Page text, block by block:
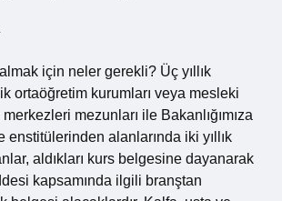
için neler gerekli? Üç yıllık
ortaöğretim kurumları veya mesleki
mezunları ile Bakanlığımıza
enstitülerinden alanlarında iki yıllık
aldıkları kurs belgesine dayanarak
kapsamında ilgili branştan